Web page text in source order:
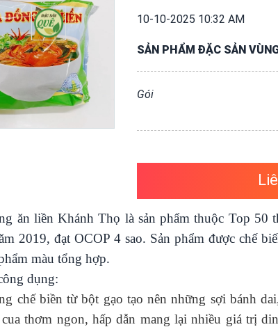
10-10-2025 10:32 AM
SẢN PHẨM ĐẶC SẢN
Gói
ăn liền Khánh Thọ là sản phẩm thuộc Top 50
2019, đạt OCOP 4 sao. Sản phẩm được chế
màu tổng hợp.
dụng:
chế biền từ bột gạo tạo nên những sợi bánh
thơm ngon, hấp dẫn mang lại nhiều giá trị